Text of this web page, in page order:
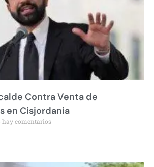
Contra Venta de
en Cisjordania
hay comentarios